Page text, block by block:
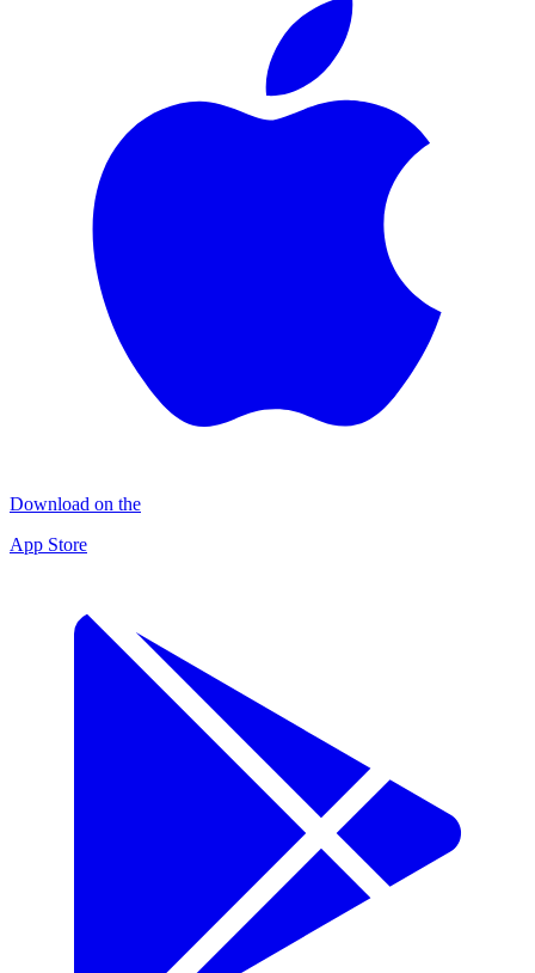
Download on the
App Store